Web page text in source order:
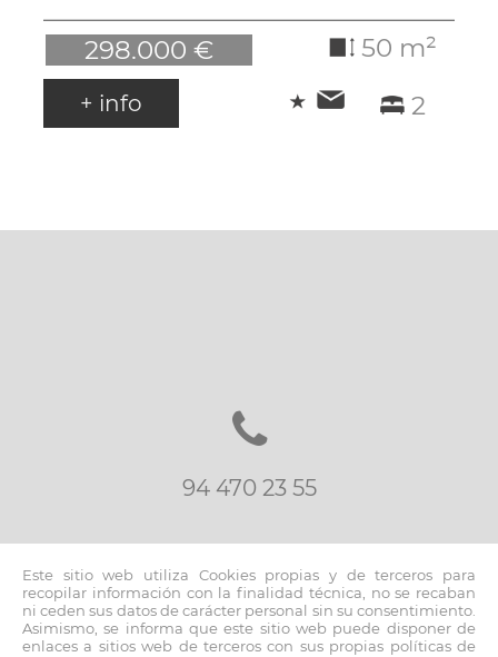
298.000 €
50 m²
2
+ info
94 470 23 55
inmo@fernandoblancoapi.com
Este sitio web utiliza Cookies propias y de terceros para
recopilar información con la finalidad técnica, no se recaban
ni ceden sus datos de carácter personal sin su consentimiento.
Asimismo, se informa que este sitio web puede disponer de
enlaces a sitios web de terceros con sus propias políticas de